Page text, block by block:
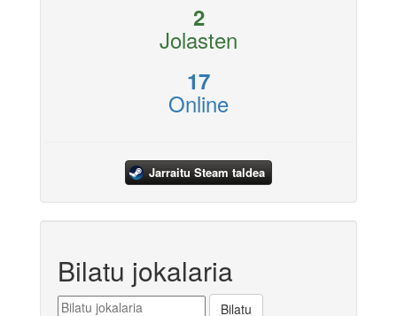
2
Jolasten
17
Online
Jarraitu Steam taldea
Bilatu jokalaria